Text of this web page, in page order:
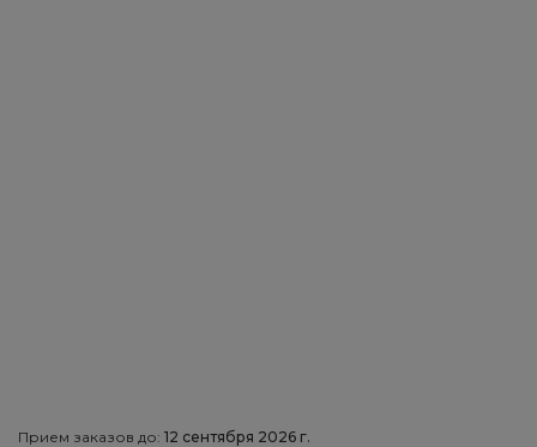
Прием заказов до: 12 сентября 2026 г.